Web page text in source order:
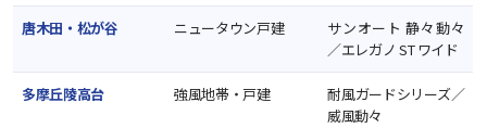
唐木田・松が谷 ニュータウン戸建
サンオート 静々動々
／エレガノ ST ワイド
多摩丘陵高台 強風地帯・戸建
耐風ガードシリーズ／
威風動々